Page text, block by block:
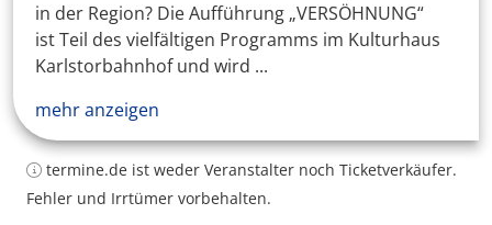
in der Region? Die Aufführung „VERSÖHNUNG“
ist Teil des vielfältigen Programms im Kulturhaus
Karlstorbahnhof und wird ...
mehr anzeigen
termine.de ist weder Veranstalter noch Ticketverkäufer.
Fehler und Irrtümer vorbehalten.